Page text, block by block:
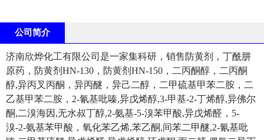
公司简介
济南欣烨化工有限公司是一家集科研，销售防黄剂，丁酰肼
原药，防黄剂HN-130，防黄剂HN-150，二丙酮醇，二丙酮
醇,异丙叉丙酮，异丙醚，异己二醇，二甲硫基甲苯二胺，二
乙基甲苯二胺，2-氰基吡嗪,异戊烯醇,3-甲基-2-丁烯醇,异佛尔
酮,二溴海因,无水叔丁醇,2-氨基-5-溴苯甲酸,异戊烯醛，5-
溴-2-氨基苯甲酸，氧化苯乙烯,苯乙酮,间苯二甲醚,2-氰基吡